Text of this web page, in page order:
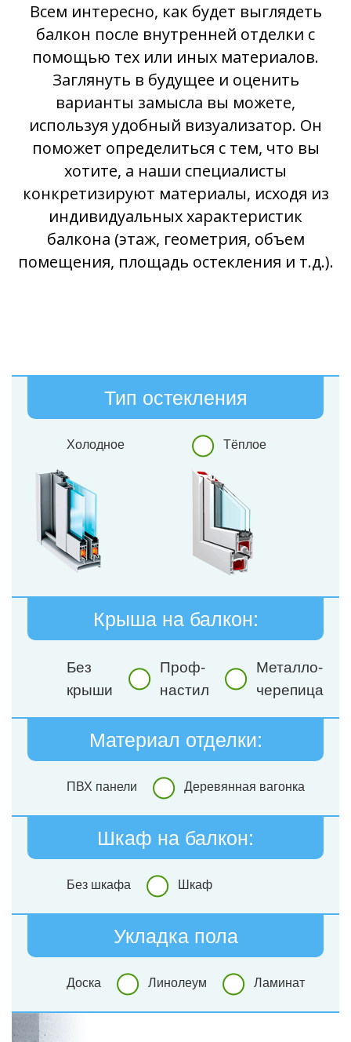
Всем интересно, как будет выглядеть
балкон после внутренней отделки с
помощью тех или иных материалов.
Заглянуть в будущее и оценить
варианты замысла вы можете,
используя удобный визуализатор. Он
поможет определиться с тем, что вы
хотите, а наши специалисты
конкретизируют материалы, исходя из
индивидуальных характеристик
балкона (этаж, геометрия, объем
помещения, площадь остекления и т.д.).
Тип остекления
Холодное Тёплое
Крыша на балкон:
Без
крыши
Проф-
настил
Металло-
черепица
Материал отделки:
ПВХ панели Деревянная вагонка
Шкаф на балкон:
Без шкафа Шкаф
Укладка пола
Доска Линолеум Ламинат